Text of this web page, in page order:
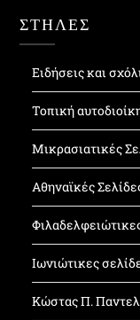
ΣΤΗΛΕΣ
Ειδήσεις και
Τοπική
Μικρασιατικές
Αθηναϊκές
Ιωνιώτικες
Κώστας Π.